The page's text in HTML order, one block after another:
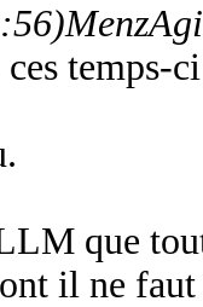
temps-
que
il ne